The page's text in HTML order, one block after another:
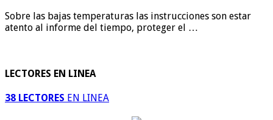
Sobre las bajas temperaturas las instrucciones son estar
atento al informe del tiempo, proteger el …
LECTORES EN LINEA
38 LECTORES EN LINEA